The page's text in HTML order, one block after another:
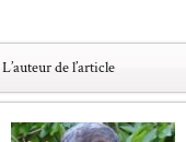
L’au­teur de l’article